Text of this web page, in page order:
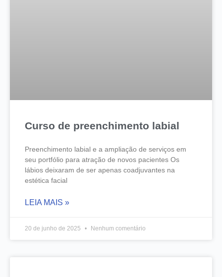
Curso de preenchimento labial
Preenchimento labial e a ampliação de serviços em
seu portfólio para atração de novos pacientes Os
lábios deixaram de ser apenas coadjuvantes na
estética facial
LEIA MAIS »
20 de junho de 2025 Nenhum comentário